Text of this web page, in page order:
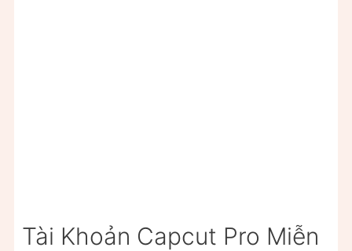
Tài Khoản Capcut Pro Miễn